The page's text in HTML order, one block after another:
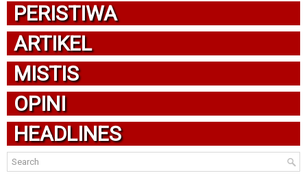
PERISTIWA
ARTIKEL
MISTIS
OPINI
HEADLINES